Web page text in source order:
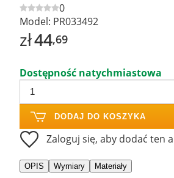
0
Model: PR033492
zł44,69
Dostępność natychmiastowa
DODAJ DO KOSZYKA
Zaloguj się, aby dodać ten
OPIS Wymiary Materiały